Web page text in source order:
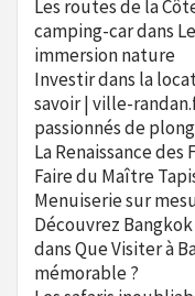
Les routes de la
camping-cardans
immersion nature
Investir dans la
savoir | ville-
passionnés de
La Renaissance des
Faire du Maître
Menuiserie sur
Découvrez
dansQue Visiter à
mémorable ?